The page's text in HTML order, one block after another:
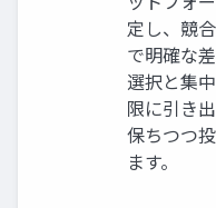
定し、競
で明確な
選択と集
限に引き
保ちつつ
ます。